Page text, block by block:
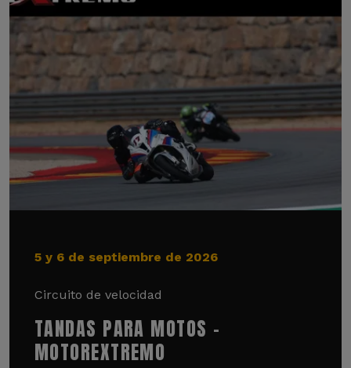
5 y 6 de septiembre de 2026
Circuito de velocidad
TANDAS PARA MOTOS -
MOTOREXTREMO